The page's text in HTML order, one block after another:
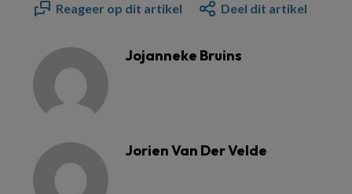
Reageer op dit artikel Deel dit artikel
Jojanneke Bruins
Jorien Van Der Velde